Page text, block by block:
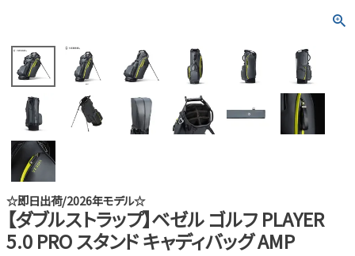
☆即日出荷/2026年モデル☆
【ダブルストラップ】ベゼル ゴルフ PLAYER
5.0 PRO スタンド キャディバッグ AMP